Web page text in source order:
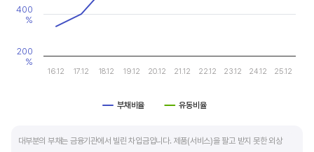
부채비율 유동비율
16.12 17.12 18.12 19.12 20.12 21.12 22.12 23.12 24.12 25.12
200
%
400
%
대부분의 부채는 금융기관에서 빌린 차입금입니다. 제품(서비스)을 팔고 받지 못한 외상